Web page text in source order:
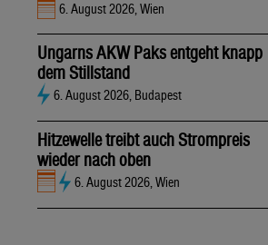
6. August 2026, Wien
Ungarns AKW Paks entgeht knapp
dem Stillstand
6. August 2026, Budapest
Hitzewelle treibt auch Strompreis
wieder nach oben
6. August 2026, Wien